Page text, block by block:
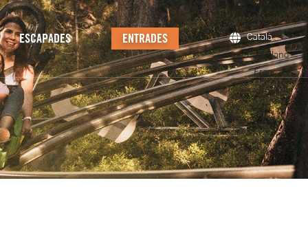
ESCAPADES ENTRADES
Català
Castellano
Français
English